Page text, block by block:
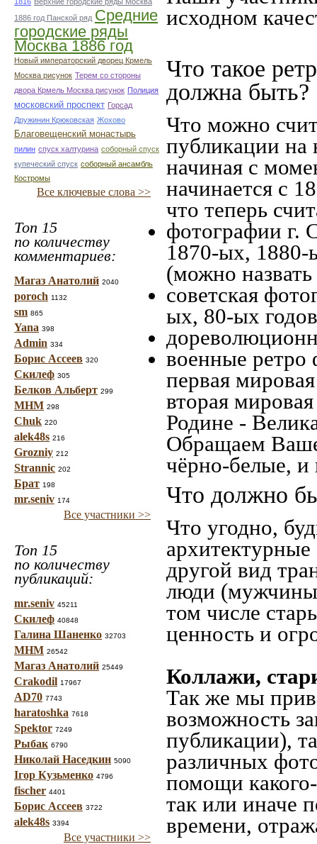
1886 год Панской ряд Средние
городские ряды
Москва 1886 год
Новый императорский дворец Крмель
Москва рисунок Терем со стороны
двора Крмель Москва рисунок Полиция
московский проспект Горсад
Дружинин Крюковская Жохово
Благовещенский монастырь
пилин спуск халтурина соборный спуск
купеческий спуск соборный ансамбль
Костромы
Все ключевые слова >>
Топ 15
по количеству
комментариев:
Магаз Анатолий 2040
poroch 1132
sm 865
Yana 398
Admin 334
Борис Ассеев 320
Скилеф 305
Белков Альберт 299
МНМ 298
Chuk 220
alek48s 216
Grozniy 212
Strannic 202
Брат 198
mr.seniv 174
Все участники >>
Топ 15
по количеству
публикаций:
mr.seniv 45211
Скилеф 40848
Галина Шаненко 32703
МНМ 26542
Магаз Анатолий 25449
Crakodil 17967
AD70 7743
haratoshka 7618
Spektor 7249
Рыбак 6790
Николай Наседкин 5090
Ігор Кузьменко 4796
fischer 4401
Борис Ассеев 3722
alek48s 3394
Все участники >>
исходном
Что такое
должна быть?
Что можно
публикации
начиная c
начинается с
что теперь
фотографии г.
1870-ых, 1880-
(можно
советская
ых, 80-ых
военные ретро
первая
вторая
Родине -
Обращаем
чёрно-белые, и
Что должно
Что угодно,
другой вид
люди
том числе
ценность и
Коллажи,
Так же мы
возможность
публикации),
различных
помощи
так или иначе
времени,